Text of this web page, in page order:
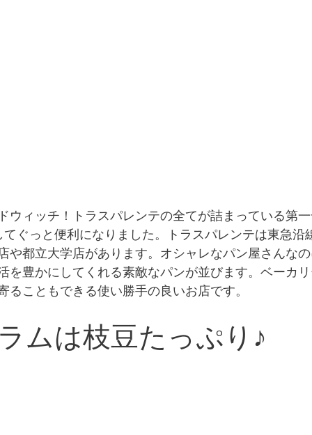
ウィッチ！トラスパレンテの全てが詰まっている第
ぐっと便利になりました。トラスパレンテは東急沿
や都立大学店があります。オシャレなパン屋さんな
を豊かにしてくれる素敵なパンが並びます。ベーカ
ることもできる使い勝手の良いお店です。
ムは枝豆たっぷり♪